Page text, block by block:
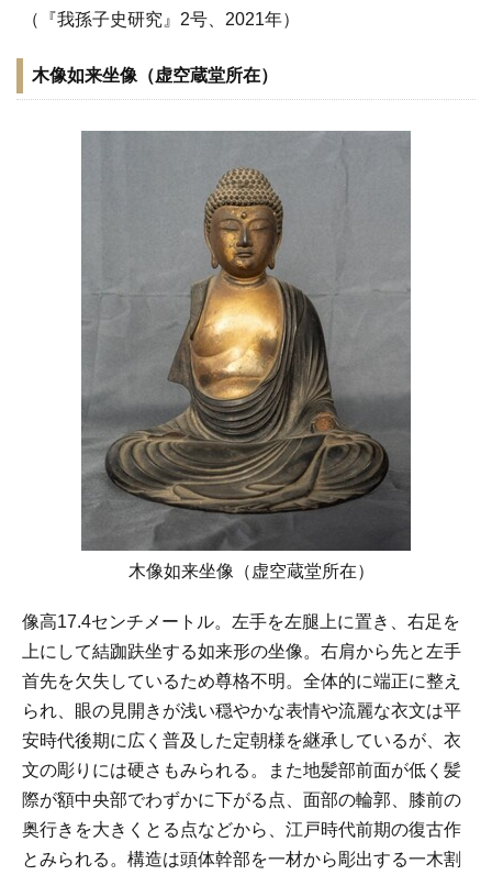
（『我孫子史研究』2号、2021年）
木像如来坐像（虚空蔵堂所在）
木像如来坐像（虚空蔵堂所在）
像高17.4センチメートル。左手を左腿上に置き、右足を
上にして結跏趺坐する如来形の坐像。右肩から先と左手
首先を欠失しているため尊格不明。全体的に端正に整え
られ、眼の見開きが浅い穏やかな表情や流麗な衣文は平
安時代後期に広く普及した定朝様を継承しているが、衣
文の彫りには硬さもみられる。また地髪部前面が低く髪
際が額中央部でわずかに下がる点、面部の輪郭、膝前の
奥行きを大きくとる点などから、江戸時代前期の復古作
とみられる。構造は頭体幹部を一材から彫出する一木割